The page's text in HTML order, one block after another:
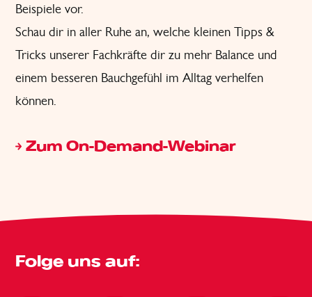
Beispiele vor.
Schau dir in aller Ruhe an, welche kleinen Tipps &
Tricks unserer Fachkräfte dir zu mehr Balance und
einem besseren Bauchgefühl im Alltag verhelfen
können.
Zum On-Demand-Webinar
Folge uns auf: